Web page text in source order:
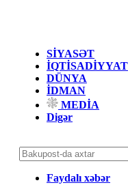
SİYASƏT
İQTİSADİYYAT
DÜNYA
İDMAN
MEDİA
Digər
Faydalı xəbər